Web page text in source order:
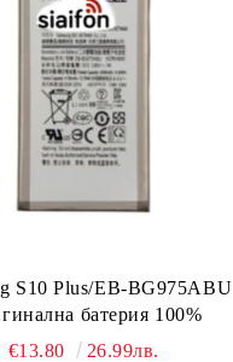
S10 Plus/EB-BG975ABU
батерия 100%
€13.80
26.99лв.